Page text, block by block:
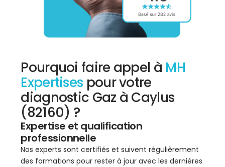
Pourquoi faire appel à MH
Expertises pour votre
diagnostic Gaz à Caylus
(82160) ?
Expertise et qualification
professionnelle
Nos experts sont certifiés et suivent régulièrement
des formations pour rester à jour avec les dernières